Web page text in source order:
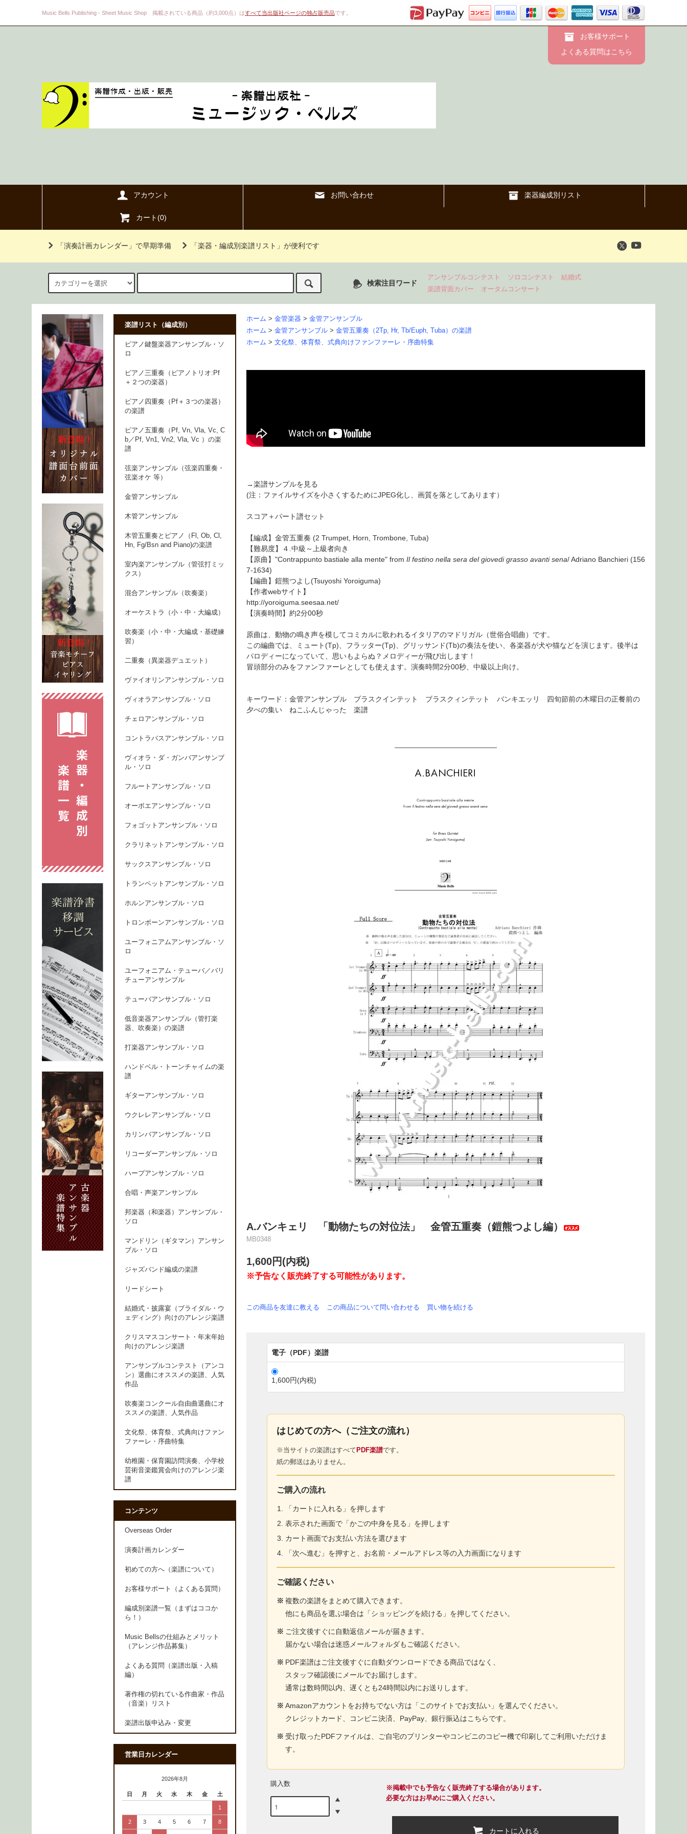
Music Bells Publishing - Sheet Music Shop 掲載されている商品（約3,000点）はすべて当出版社ページの独占販売品です。
お客様サポート
よくある質問はこちら
アカウント お問い合わせ 楽器編成別リスト
カート(0)
「演奏計画カレンダー」で早期準備 「楽器・編成別楽譜リスト」が便利です
検索注目ワード
アンサンブルコンテスト ソロコンテスト
結婚式
楽譜背面カバー
オータムコンサート
ホーム > 金管楽器 > 金管アンサンブル
ホーム > 金管アンサンブル > 金管五重奏（2Tp, Hr, Tb/Euph, Tuba）の楽譜
ホーム > 文化祭、体育祭、式典向けファンファーレ・序曲特集
→楽譜サンプルを見る
(注：ファイルサイズを小さくするためにJPEG化し、画質を落としてあります）
スコア＋パート譜セット
【編成】 金管五重奏 (2 Trumpet, Horn, Trombone, Tuba)
【難易度】４.中級～上級者向き
【原曲】"Contrappunto bastiale alla mente" from Il festino nella sera del giovedi grasso avanti sena/ Adriano Banchieri (156
7-1634)
【編曲】 鎧熊つよし(Tsuyoshi Yoroiguma)
【作者webサイト】
http://yoroiguma.seesaa.net/
【演奏時間】約2分00秒
原曲は、動物の鳴き声を模してコミカルに歌われるイタリアのマドリガル（世俗合唱曲）です。
この編曲では、ミュート(Tp)、フラッター(Tp)、グリッサンド(Tb)の奏法を使い、各楽器が犬や猫などを演じます。後半は
パロディーになっていて、思いもよらぬ？メロディーが飛び出します！
冒頭部分のみをファンファーレとしても使えます。演奏時間2分00秒、中級以上向け。
キーワード：金管アンサンブル ブラスクインテット ブラスクィンテット バンキエッリ 四旬節前の木曜日の正餐前の
夕べの集い ねこふんじゃった 楽譜
A.バンキェリ 「動物たちの対位法」 金管五重奏（鎧熊つよし編）
MB0348
1,600円(内税)
※予告なく販売終了する可能性があります。
この商品を友達に教える この商品について問い合わせる 買い物を続ける
電子（PDF）楽譜
1,600円(内税)
はじめての方へ（ご注文の流れ）
※当サイトの楽譜はすべて PDF楽譜です。
紙の郵送はありません。
ご購入の流れ
「カートに入れる」を押します
表示された画面で「かごの中身を見る」を押します
カート画面でお支払い方法を選びます
「次へ進む」を押すと、お名前・メールアドレス等の入力画面になります
ご確認ください
※ 複数の楽譜をまとめて購入できます。
他にも商品を選ぶ場合は「ショッピングを続ける」を押してください。
※ ご注文後すぐに自動返信メールが届きます。
届かない場合は迷惑メールフォルダもご確認ください。
※ PDF楽譜はご注文後すぐに自動ダウンロードできる商品ではなく、
スタッフ確認後にメールでお届けします。
通常は数時間以内、遅くとも24時間以内にお送りします。
※ Amazonアカウントをお持ちでない方は「このサイトでお支払い」を選んでください。
クレジットカード、コンビニ決済、PayPay、銀行振込はこちらです。
※ 受け取ったPDFファイルは、ご自宅のプリンターやコンビニのコピー機で印刷してご利用いただけま
す。
購入数
※掲載中でも予告なく販売終了する場合があります。
必要な方はお早めにご購入ください。
カートに入れる
楽譜リスト（編成別）
ピアノ鍵盤楽器アンサンブル・ソ
ロ
ピアノ三重奏（ピアノトリオ:Pf
＋２つの楽器）
ピアノ四重奏（Pf＋３つの楽器）
の楽譜
ピアノ五重奏（Pf, Vn, Vla, Vc, C
b／Pf, Vn1, Vn2, Vla, Vc ）の楽
譜
弦楽アンサンブル（弦楽四重奏・
弦楽オケ 等）
金管アンサンブル
木管アンサンブル
木管五重奏とピアノ（Fl, Ob, Cl,
Hn, Fg/Bsn and Piano)の楽譜
室内楽アンサンブル（管弦打ミッ
クス）
混合アンサンブル（吹奏楽）
オーケストラ（小・中・大編成）
吹奏楽（小・中・大編成・基礎練
習）
二重奏（異楽器デュエット）
ヴァイオリンアンサンブル・ソロ
ヴィオラアンサンブル・ソロ
チェロアンサンブル・ソロ
コントラバスアンサンブル・ソロ
ヴィオラ・ダ・ガンバアンサンブ
ル・ソロ
フルートアンサンブル・ソロ
オーボエアンサンブル・ソロ
フォゴットアンサンブル・ソロ
クラリネットアンサンブル・ソロ
サックスアンサンブル・ソロ
トランペットアンサンブル・ソロ
ホルンアンサンブル・ソロ
トロンボーンアンサンブル・ソロ
ユーフォニアムアンサンブル・ソ
ロ
ユーフォニアム・テューバ／バリ
チューアンサンブル
テューバアンサンブル・ソロ
低音楽器アンサンブル（管打楽
器、吹奏楽）の楽譜
打楽器アンサンブル・ソロ
ハンドベル・トーンチャイムの楽
譜
ギターアンサンブル・ソロ
ウクレレアンサンブル・ソロ
カリンバアンサンブル・ソロ
リコーダーアンサンブル・ソロ
ハープアンサンブル・ソロ
合唱・声楽アンサンブル
邦楽器（和楽器）アンサンブル・
ソロ
マンドリン（ギタマン）アンサン
ブル・ソロ
ジャズバンド編成の楽譜
リードシート
結婚式・披露宴（ブライダル・ウ
ェディング）向けのアレンジ楽譜
クリスマスコンサート・年末年始
向けのアレンジ楽譜
アンサンブルコンテスト（アンコ
ン）選曲にオススメの楽譜、人気
作品
吹奏楽コンクール自由曲選曲にオ
ススメの楽譜、人気作品
文化祭、体育祭、式典向けファン
ファーレ・序曲特集
幼稚園・保育園訪問演奏、小学校
芸術音楽鑑賞会向けのアレンジ楽
譜
コンテンツ
Overseas Order
演奏計画カレンダー
初めての方へ（楽譜について）
お客様サポート（よくある質問）
編成別楽譜一覧（まずはココか
ら！）
Music Bellsの仕組みとメリット
（アレンジ作品募集）
よくある質問（楽譜出版・入稿
編）
著作権の切れている作曲家・作品
（音楽）リスト
楽譜出版申込み・変更
営業日カレンダー
2026年8月
日 月 火 水 木 金 土
1
2 3 4 5 6 7 8